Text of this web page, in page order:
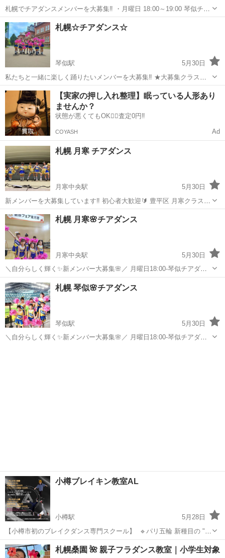
札幌でチアダンスメンバーを大募集‼️ ・月曜日 18:00～19:00 琴似チア
ダンス ・水曜日 18:00～19:00 月寒チアダンス 現在、少人数制で一人
一人に合わせながら 楽しくレッスンしています♪...
北海道 札幌市 琴似駅 ダンス
札幌☆チアダンス☆
琴似駅
5月30日
私たちと一緒に楽しく踊りたいメンバーを大募集‼️ ★大募集クラス★
(月)18:00～19:00 西区 琴似 チアダンス 主に区民センター(地下鉄 琴似
駅すぐ) (水)18:00～19:00 豊平区 月寒 チ...
北海道 札幌市 琴似駅 その他 チア
【実家の押し入れ整理】眠っている人形あり
ませんか？
状態が悪くてもOK🙆‍♀️査定0円‼️
COYASH Ad
札幌 月寒 チアダンス
月寒中央駅
5月30日
新メンバーを大募集しています‼️ 初心者大歓迎🔰 豊平区 月寒クラス
(水)18:00～19:00 現在、 5歳～小学生が元気に楽しく活動しています！
少人数制で基礎からしっかりと 一人一人に合わせなが...
北海道 札幌市 月寒中央駅 その他
札幌 月寒🌸チアダンス
月寒中央駅
5月30日
＼自分らしく輝く✨️新メンバー大募集🌸／ 月曜日18:00-琴似チアダン
ス 水曜日18:00-月寒チアダンス 月寒クラスは 現在は、幼児から小学生
のメンバーで活動中！ 少人数制なので一人ひとりのレベルや...
北海道 札幌市 月寒中央駅 その他
札幌 琴似🌸チアダンス
琴似駅
5月30日
＼自分らしく輝く✨️新メンバー大募集🌸／ 月曜日18:00-琴似チアダン
小樽ブレイキン教室AL
小樽駅
5月28日
【小樽市初のブレイクダンス専門スクール】 ⁡ 🔹パリ五輪 新種目の "ブ
レイキン" が小樽で習えます！ 🔹初心者大歓迎！怪我なく丁寧に！ 🔹
世界大会出場経験のある現役BBOYが指導！ ⁡ 📍小樽市総合体育館 ...
北海道 小樽市 小樽駅 ブレイクダンス Instagram
札幌桑園 🌺 親子フラダンス教室｜小学生対象